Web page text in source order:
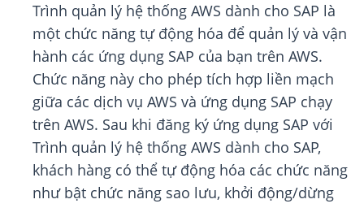
Trình quản lý hệ thống AWS dành cho SAP là
một chức năng tự động hóa để quản lý và vận
hành các ứng dụng SAP của bạn trên AWS.
Chức năng này cho phép tích hợp liền mạch
giữa các dịch vụ AWS và ứng dụng SAP chạy
trên AWS. Sau khi đăng ký ứng dụng SAP với
Trình quản lý hệ thống AWS dành cho SAP,
khách hàng có thể tự động hóa các chức năng
như bật chức năng sao lưu, khởi động/dừng